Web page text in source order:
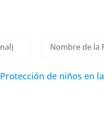
Protección de niños en